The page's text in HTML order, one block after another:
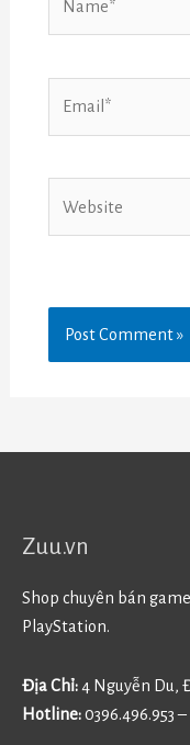
Zuu.vn
Shop chuyên bán
PlayStation.
Địa Chỉ:4 Nguyễn Du,
Hotline:0396.496.953